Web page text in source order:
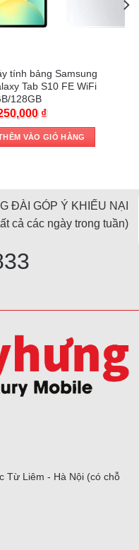
tính bảng Samsung
Tab S10 FE WiFi
128GB
₫
VÀO GIỎ HÀNG
ĐÀI GÓP Ý KHIẾU NẠI
cả các ngày trong tuần)
Từ Liêm - Hà Nội (có chỗ